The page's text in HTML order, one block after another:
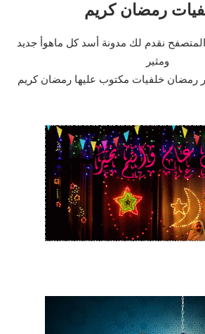
رمضان كريم
نقدم لك مدونة أسد كل ماهوأ جديد
ومثير